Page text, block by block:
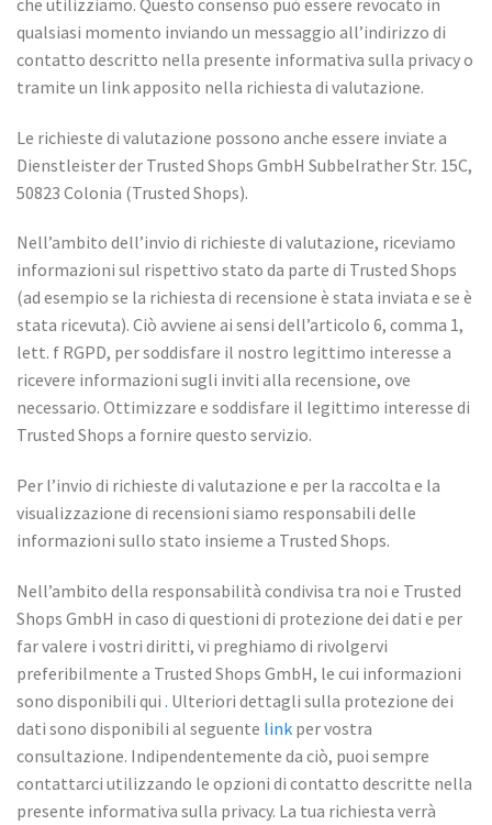
qualsiasi momento inviando un messaggio all’indirizzo di
contatto descritto nella presente informativa sulla privacy o
tramite un link apposito nella richiesta di valutazione.
Le richieste di valutazione possono anche essere inviate a
Dienstleister der Trusted Shops GmbH Subbelrather Str. 15C,
50823 Colonia (Trusted Shops).
Nell’ambito dell’invio di richieste di valutazione, riceviamo
informazioni sul rispettivo stato da parte di Trusted Shops
(ad esempio se la richiesta di recensione è stata inviata e se è
stata ricevuta). Ciò avviene ai sensi dell’articolo 6, comma 1,
lett. f RGPD, per soddisfare il nostro legittimo interesse a
ricevere informazioni sugli inviti alla recensione, ove
necessario. Ottimizzare e soddisfare il legittimo interesse di
Trusted Shops a fornire questo servizio.
Per l’invio di richieste di valutazione e per la raccolta e la
visualizzazione di recensioni siamo responsabili delle
informazioni sullo stato insieme a Trusted Shops.
Nell’ambito della responsabilità condivisa tra noi e Trusted
Shops GmbH in caso di questioni di protezione dei dati e per
far valere i vostri diritti, vi preghiamo di rivolgervi
preferibilmente a Trusted Shops GmbH, le cui informazioni
sono disponibili qui . Ulteriori dettagli sulla protezione dei
dati sono disponibili al seguente link per vostra
consultazione. Indipendentemente da ciò, puoi sempre
contattarci utilizzando le opzioni di contatto descritte nella
presente informativa sulla privacy. La tua richiesta verrà
offerte esclusive.
Email
Ottieni il mio sconto →
Oltre 350.000 persone